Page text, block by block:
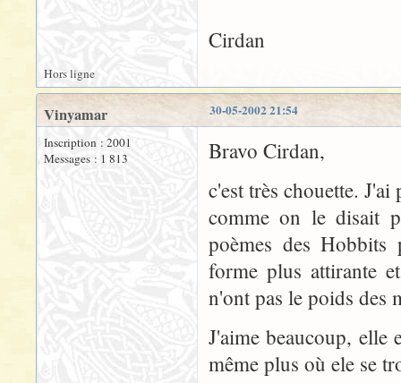
Cirdan
Hors ligne
30-05-2002 21:54
Vinyamar
Inscription : 2001
Messages : 1 813
Bravo Cirdan,
c'est très chouette.
comme on le disait
poèmes des
forme plus attirante
n'ont pas le poids des
J'aime beaucoup, elle
même plus où ele se